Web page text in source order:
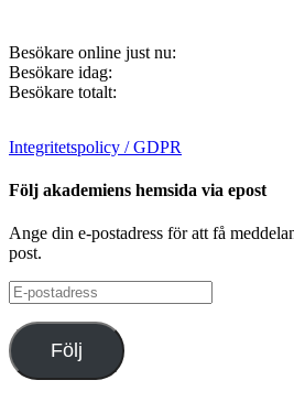
Besökare online just nu:
Besökare idag:
Besökare totalt:
Integritetspolicy / GDPR
Följ akademiens hemsida via epost
Ange din e-postadress för att få
post.
E-
postadress
Följ